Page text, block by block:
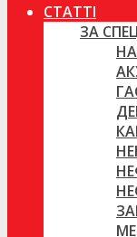
СТАТТІ
ЗА